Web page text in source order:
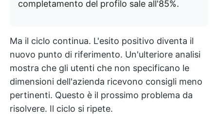
completamento del profilo sale all'85%.
Ma il ciclo continua. L'esito positivo diventa il
nuovo punto di riferimento. Un'ulteriore analisi
mostra che gli utenti che non specificano le
dimensioni dell'azienda ricevono consigli meno
pertinenti. Questo è il prossimo problema da
risolvere. Il ciclo si ripete.